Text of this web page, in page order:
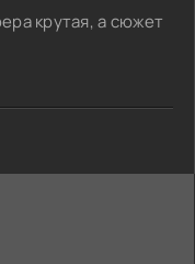
крутая, а сюжет